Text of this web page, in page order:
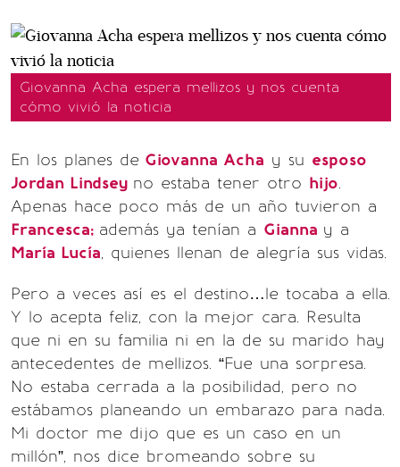
Giovanna Acha espera mellizos y nos cuenta
cómo vivió la noticia
En los planes de Giovanna Acha y su esposo
Jordan Lindsey no estaba tener otro hijo.
Apenas hace poco más de un año tuvieron a
Francesca; además ya tenían a Gianna y a
María Lucía, quienes llenan de alegría sus vidas.
Pero a veces así es el destino…le tocaba a ella.
Y lo acepta feliz, con la mejor cara. Resulta
que ni en su familia ni en la de su marido hay
antecedentes de mellizos. “Fue una sorpresa.
No estaba cerrada a la posibilidad, pero no
estábamos planeando un embarazo para nada.
Mi doctor me dijo que es un caso en un
millón”, nos dice bromeando sobre su